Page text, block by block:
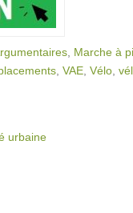
Marche à
VAE Vélo
urbaine